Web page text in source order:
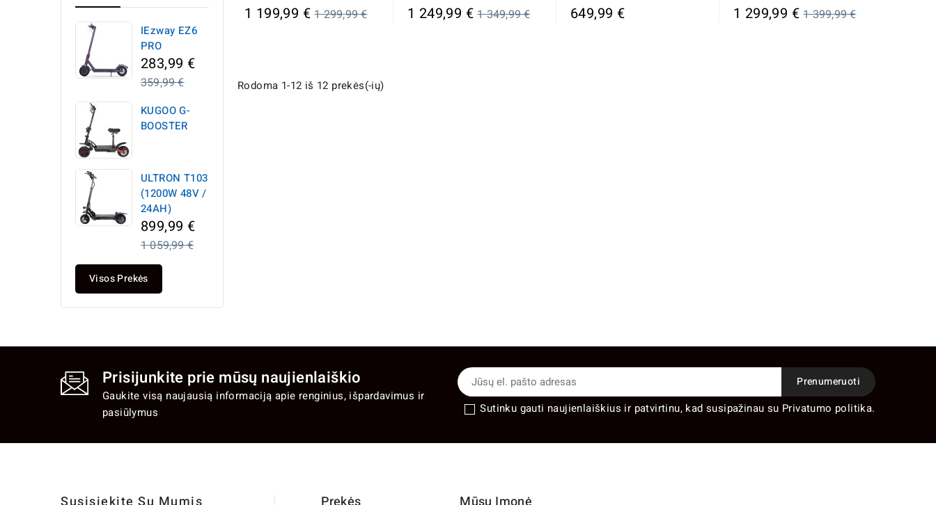
IEzway EZ6
PRO
283,99 €Įprasta
359,99 €
KUGOO G-
BOOSTER
ULTRON T103
(1200W 48V /
24AH)
899,99 €Įprasta
1 059,99 €
Visos Prekės
1 199,99 €Įprasta
1 299,99 € 1 249,99 €Įprasta
1 349,99 € 649,99 € 1 299,99 €Įprasta
1 399,99 €
Rodoma 1-12 iš 12 prekės(-ių)
Prisijunkite prie mūsų naujienlaiškio
Gaukite visą naujausią informaciją apie renginius, išpardavimus ir
pasiūlymus
Sutinku gauti naujienlaiškius ir patvirtinu, kad susipažinau su Privatumo politika.